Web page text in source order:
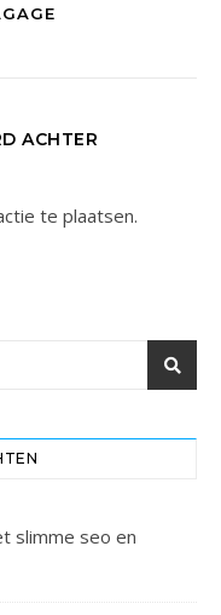
ACHTER
te plaatsen.
slimme seo en